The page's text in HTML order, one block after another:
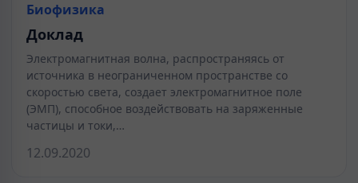
Биофизика
Доклад
Электромагнитная волна, распространяясь от
источника в неограниченном пространстве со
скоростью света, создает электромагнитное поле
(ЭМП), способное воздействовать на заряженные
частицы и токи,…
12.09.2020